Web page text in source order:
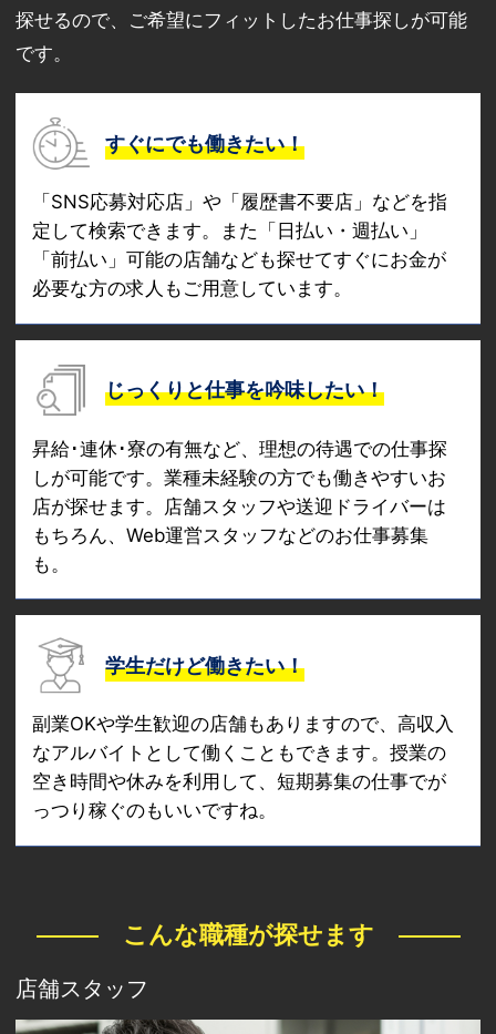
探せるので、ご希望にフィットしたお仕事探しが可能
です。
すぐにでも働きたい！
「SNS応募対応店」や「履歴書不要店」などを指
定して検索できます。また「日払い・週払い」
「前払い」可能の店舗なども探せてすぐにお金が
必要な方の求人もご用意しています。
じっくりと仕事を吟味したい！
昇給･連休･寮の有無など、理想の待遇での仕事探
しが可能です。業種未経験の方でも働きやすいお
店が探せます。店舗スタッフや送迎ドライバーは
もちろん、Web運営スタッフなどのお仕事募集
も。
学生だけど働きたい！
副業OKや学生歓迎の店舗もありますので、高収入
なアルバイトとして働くこともできます。授業の
空き時間や休みを利用して、短期募集の仕事でが
っつり稼ぐのもいいですね。
こんな職種が探せます
店舗スタッフ